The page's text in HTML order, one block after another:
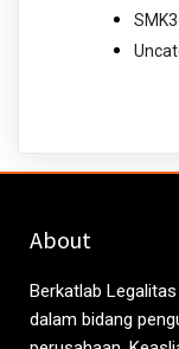
SMK3
About
Berkatlab
dalam bidang